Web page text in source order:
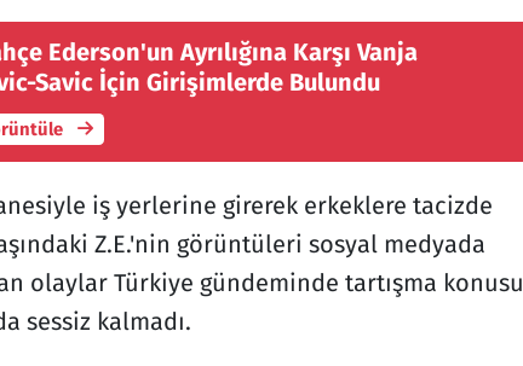
Ederson'un Ayrılığına Karşı Vanja
Savic İçin Girişimlerde Bulundu
iş yerlerine girerek erkeklere tacizde
Z.E.'nin görüntüleri sosyal medyada
olaylar Türkiye gündeminde tartışma konusu
sessiz kalmadı.